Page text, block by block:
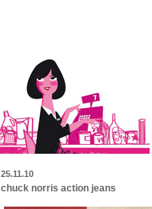
25.11.10
chuck norris action jeans